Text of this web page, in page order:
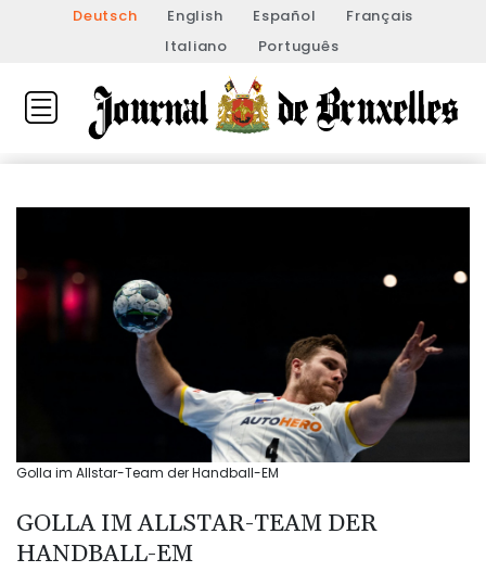
Deutsch English Español
Français
Italiano
Português
Golla im Allstar-Team der Handball-EM
GOLLA IM ALLSTAR-TEAM DER
HANDBALL-EM